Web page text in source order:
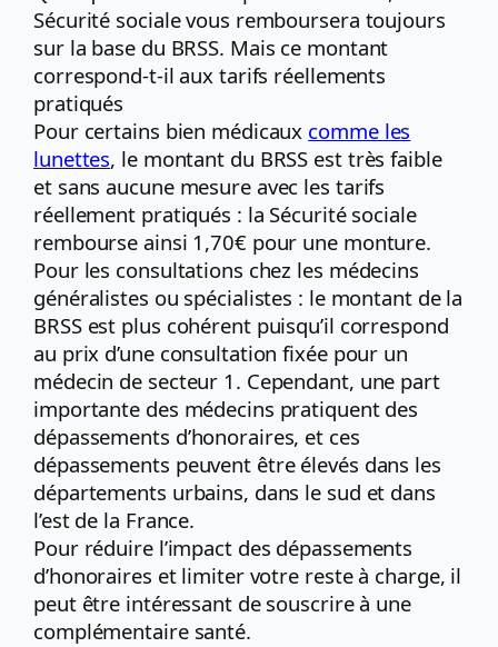
Sécurité sociale vous remboursera toujours
sur la base du BRSS. Mais ce montant
correspond-t-il aux tarifs réellements
pratiqués
Pour certains bien médicaux comme les
lunettes, le montant du BRSS est très faible
et sans aucune mesure avec les tarifs
réellement pratiqués : la Sécurité sociale
rembourse ainsi 1,70€ pour une monture.
Pour les consultations chez les médecins
généralistes ou spécialistes : le montant de la
BRSS est plus cohérent puisqu’il correspond
au prix d’une consultation fixée pour un
médecin de secteur 1. Cependant, une part
importante des médecins pratiquent des
dépassements d’honoraires, et ces
dépassements peuvent être élevés dans les
départements urbains, dans le sud et dans
l’est de la France.
Pour réduire l’impact des dépassements
d’honoraires et limiter votre reste à charge, il
peut être intéressant de souscrire à une
complémentaire santé.